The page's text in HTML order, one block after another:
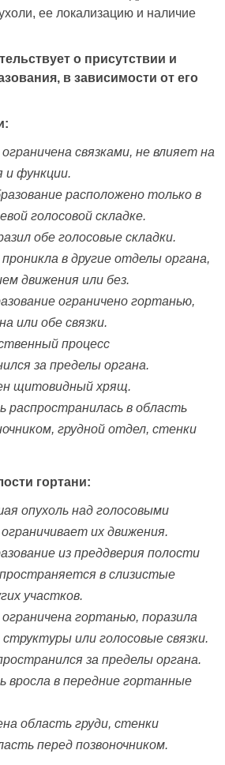
ее локализацию и наличие
о присутствии и
в зависимости от его
ограничена связками, не влияет на
и функции.
расположено только в
голосовой складке.
обе голосовые складки.
проникла в другие отделы органа,
движения или без.
ограничено гортанью,
или обе связки.
процесс
за пределы органа.
щитовидный хрящ.
распространилась в область
грудной отдел, стенки
гортани:
опухоль над голосовыми
их движения.
из преддверия полости
в слизистые
участков.
ограничена гортанью, поразила
или голосовые связки.
за пределы органа.
вросла в передние гортанные
область груди, стенки
перед позвоночником.